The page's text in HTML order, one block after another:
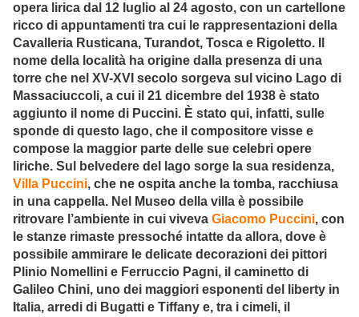
opera lirica dal 12 luglio al 24 agosto, con un cartellone
ricco di appuntamenti tra cui le rappresentazioni della
Cavalleria Rusticana, Turandot, Tosca e Rigoletto. Il
nome della località ha origine dalla presenza di una
torre che nel XV-XVI secolo sorgeva sul vicino Lago di
Massaciuccoli, a cui il 21 dicembre del 1938 è stato
aggiunto il nome di Puccini. È stato qui, infatti, sulle
sponde di questo lago, che il compositore visse e
compose la maggior parte delle sue celebri opere
liriche. Sul belvedere del lago sorge la sua residenza,
Villa Puccini, che ne ospita anche la tomba, racchiusa
in una cappella. Nel Museo della villa è possibile
ritrovare l’ambiente in cui viveva Giacomo Puccini, con
le stanze rimaste pressoché intatte da allora, dove è
possibile ammirare le delicate decorazioni dei pittori
Plinio Nomellini e Ferruccio Pagni, il caminetto di
Galileo Chini, uno dei maggiori esponenti del liberty in
Italia, arredi di Bugatti e Tiffany e, tra i cimeli, il